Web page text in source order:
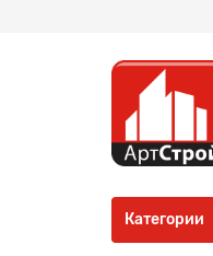
Категории